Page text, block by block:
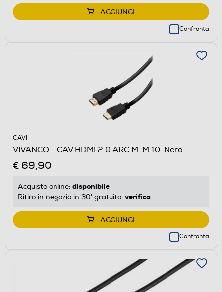
AGGIUNGI
Confronta
CAVI
VIVANCO - CAV.HDMI 2.0 ARC M-M 10-Nero
€ 69,90
Acquisto online: disponibile
Ritiro in negozio in 30' gratuito: verifica
AGGIUNGI
Confronta